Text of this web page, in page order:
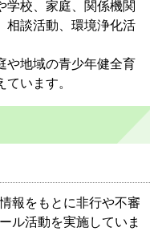
学校、家庭、関係機関
相談活動、環境浄化活
や地域の青少年健全育
います。
報をもとに非行や不審
ル活動を実施していま